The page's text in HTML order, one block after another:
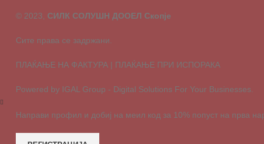
© 2023, СИЛК СОЛУШН ДООЕЛ Скопје
Сите права се задржани.
ПЛАЌАЊЕ НА ФАКТУРА | ПЛАЌАЊЕ ПРИ ИСПОРАКА
Powered by IGAL Group - Digital Solutions For Your Businesses.
Направи профил и добиј на меил код за 10% попуст на прва